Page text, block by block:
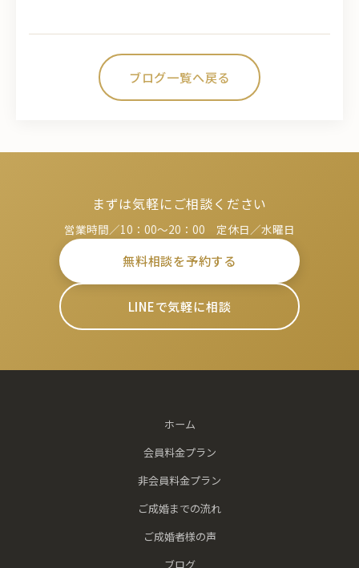
ブログ一覧へ戻る
まずは気軽にご相談ください
営業時間／10：00～20：00 定休日／水曜日
無料相談を予約する
LINEで気軽に相談
ホーム
会員料金プラン
非会員料金プラン
ご成婚までの流れ
ご成婚者様の声
ブログ